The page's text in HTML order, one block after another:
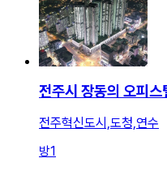
전주시 장동의 오피스
전주혁신도시,도청,연수
방1